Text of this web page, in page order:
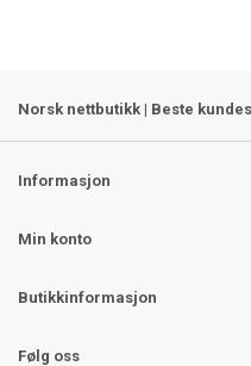
Norsk nettbutikk | Beste
Informasjon
Min konto
Butikkinformasjon
Følg oss